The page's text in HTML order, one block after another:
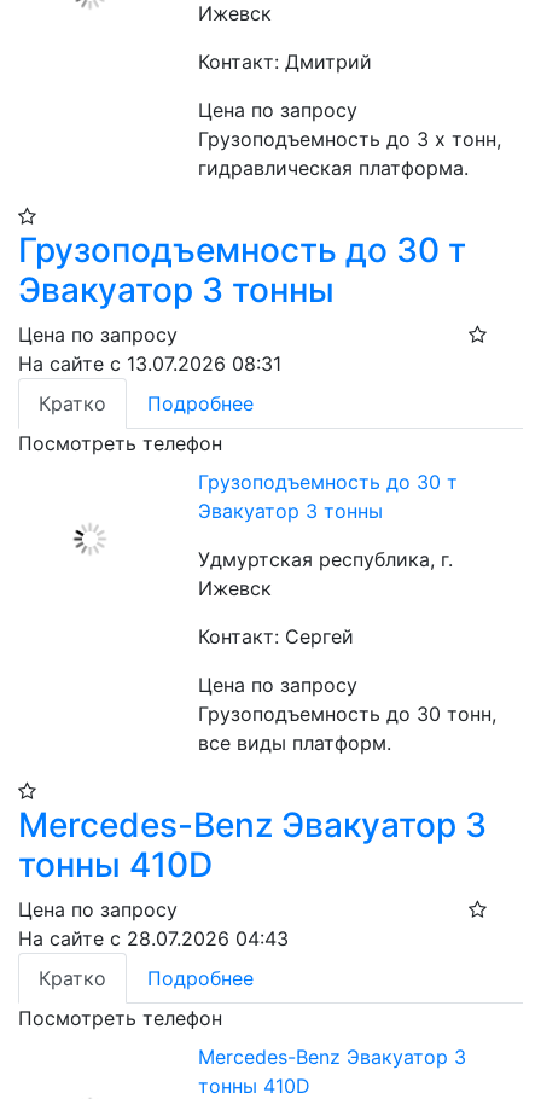
Ижевск
Контакт: Дмитрий
Цена по запросу
Грузоподъемность до 3 х тонн,
гидравлическая платформа.
Грузоподъемность до 30 т
Эвакуатор 3 тонны
Цена по запросу
На сайте с 13.07.2026 08:31
Кратко
Подробнее
Посмотреть телефон
Грузоподъемность до 30 т
Эвакуатор 3 тонны
Удмуртская республика, г.
Ижевск
Контакт: Сергей
Цена по запросу
Грузоподъемность до 30 тонн,
все виды платформ.
Mercedes-Benz Эвакуатор 3
тонны 410D
Цена по запросу
На сайте с 28.07.2026 04:43
Кратко
Подробнее
Посмотреть телефон
Mercedes-Benz Эвакуатор 3
тонны 410D